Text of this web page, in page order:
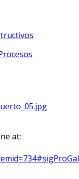
at: